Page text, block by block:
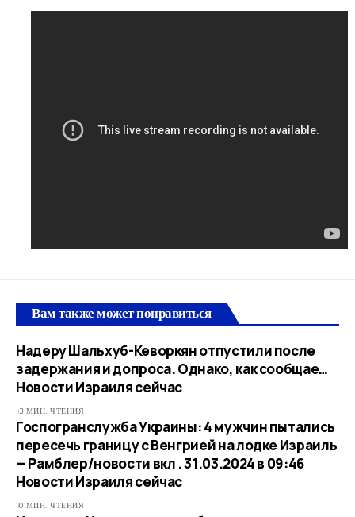
Вам также может понравиться
Надеру Шальхуб-Кеворкян отпустили после
задержания и допроса. Однако, как сообщае…​
Новости Израиля сейчас
3 МИН. ЧТЕНИЯ
Госпогранслужба Украины: 4 мужчин пытались
пересечь границу с Венгрией на лодке Израиль
— Рамблер/новости вкл . 31.03.2024 в 09:46​
Новости Израиля сейчас
0 МИН. ЧТЕНИЯ